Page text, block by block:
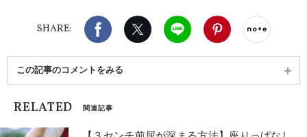
SHARE:
Facebook X（旧twitter）
LINE Pinterest
この記事のコメントをみる
RELATED 関連記事